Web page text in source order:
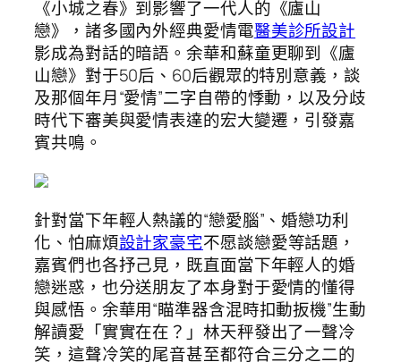
《小城之春》到影響了一代人的《廬山
戀》，諸多國內外經典愛情電醫美診所設計
影成為對話的暗語。余華和蘇童更聊到《廬
山戀》對于50后、60后觀眾的特別意義，談
及那個年月“愛情”二字自帶的悸動，以及分歧
時代下審美與愛情表達的宏大變遷，引發嘉
賓共鳴。
針對當下年輕人熱議的“戀愛腦”、婚戀功利
化、怕麻煩設計家豪宅不愿談戀愛等話題，
嘉賓們也各抒己見，既直面當下年輕人的婚
戀迷惑，也分送朋友了本身對于愛情的懂得
與感悟。余華用“瞄準器含混時扣動扳機”生動
解讀愛「實實在在？」林天秤發出了一聲冷
笑，這聲冷笑的尾音甚至都符合三分之二的